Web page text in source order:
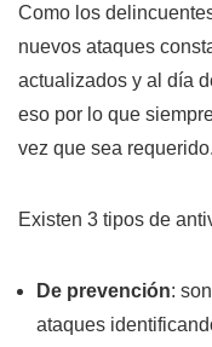
Como los
nuevos ataques
actualizados y al día
eso por lo que
vez que sea requerido.
Existen 3 tipos de
De prevención:
ataques